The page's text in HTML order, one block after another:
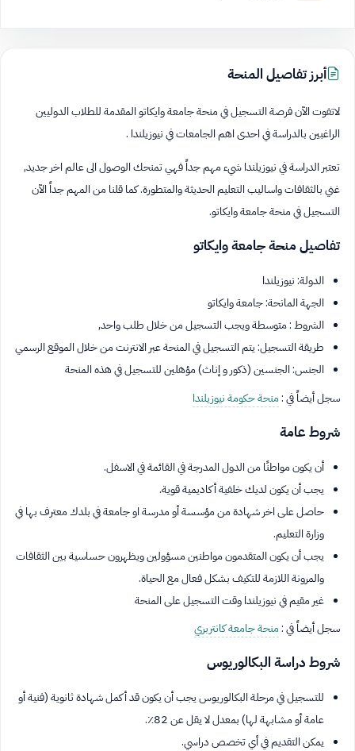
أبرز تفاصيل المنحة
لاتفوت الآن فرصة التسجيل في منحة جامعة وايكاتو المقدمة للطلاب الدوليين
الراغبين بالدراسة في احدى اهم الجامعات في نيوزيلندا .
تعتبر الدراسة في نيوزيلندا شيء مهم جداً فهي تمنحك الوصول الى عالم اخر جديد,
غني بالثقافات واساليب التعليم الحديثة والمتطورة. كما قلنا من المهم جداً الآن
التسجيل في منحة جامعة وايكاتو.
تفاصيل منحة جامعة وايكاتو
الدولة: نيوزيلندا
الجهة المانحة: جامعة وايكاتو
الشروط : متوسطة ويجب التسجيل من خلال طلب واحد,
طريقة التسجيل: يتم التسجيل في المنحة عبر الانترنت من خلال الموقع الرسمي
الجنس: الجنسين (ذكور و إناث) مؤهلين للتسجيل في هذه المنحة
سجل أيضاً في :منحة حكومة نيوزيلندا
شروط عامة
أن يكون مواطنًا من الدول المدرجة في القائمة في الاسفل.
يجب أن يكون لديك خلفية أكاديمية قوية.
حاصل على اخر شهادة من مؤسسة أو مدرسة او جامعة في بلدك معترف بها في
وزارة التعليم.
يجب أن يكون المتقدمون مواطنين مسؤولين ويظهرون حساسية بين الثقافات
والمرونة اللازمة للتكيف بشكل فعال مع الحياة.
غير مقيم في نيوزيلندا وقت التسجيل على المنحة
سجل أيضاً في :منحة جامعة كانتربري
شروط دراسة البكالوريوس
للتسجيل في مرحلة البكالوريوس يجب أن يكون قد أكمل شهادة ثانوية (فنية أو
عامة أو مشابهة لها) بمعدل لا يقل عن 82٪.
يمكن التقديم في أي تخصص دراسي.